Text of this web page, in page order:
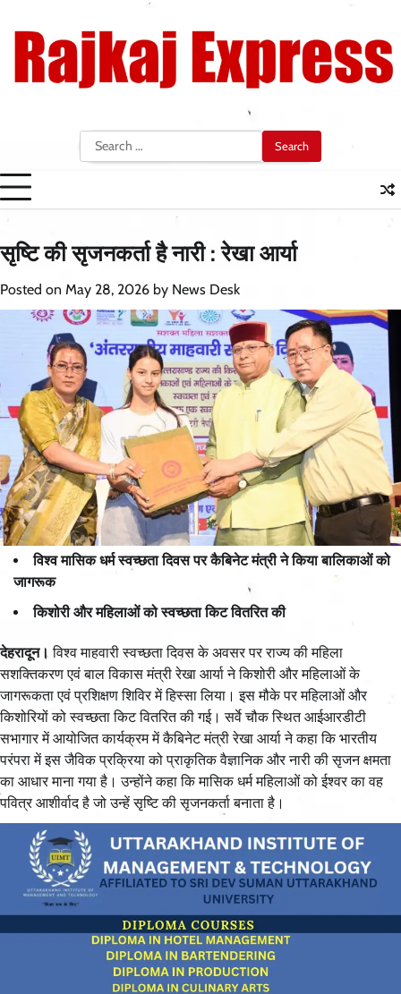
content
Search
for:
सृष्टि की सृजनकर्ता है नारी : रेखा आर्या
Posted on May 28, 2026 by News Desk
विश्व मासिक धर्म स्वच्छता दिवस पर कैबिनेट मंत्री ने किया बालिकाओं को
जागरूक
किशोरी और महिलाओं को स्वच्छता किट वितरित की
देहरादून। विश्व माहवारी स्वच्छता दिवस के अवसर पर राज्य की महिला
सशक्तिकरण एवं बाल विकास मंत्री रेखा आर्या ने किशोरी और महिलाओं के
जागरूकता एवं प्रशिक्षण शिविर में हिस्सा लिया। इस मौके पर महिलाओं और
किशोरियों को स्वच्छता किट वितरित की गई। सर्वे चौक स्थित आईआरडीटी
सभागार में आयोजित कार्यक्रम में कैबिनेट मंत्री रेखा आर्या ने कहा कि भारतीय
परंपरा में इस जैविक प्रक्रिया को प्राकृतिक वैज्ञानिक और नारी की सृजन क्षमता
का आधार माना गया है। उन्होंने कहा कि मासिक धर्म महिलाओं को ईश्वर का वह
पवित्र आशीर्वाद है जो उन्हें सृष्टि की सृजनकर्ता बनाता है।